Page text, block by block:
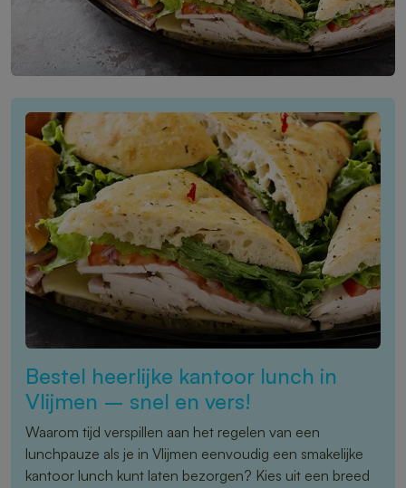
Bestel heerlijke kantoor lunch in
Vlijmen – snel en vers!
Waarom tijd verspillen aan het regelen van een
lunchpauze als je in Vlijmen eenvoudig een smakelijke
kantoor lunch kunt laten bezorgen? Kies uit een breed